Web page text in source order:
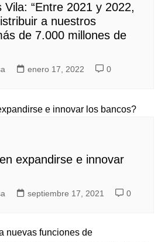
Vila: “Entre 2021 y 2022,
a nuestros
de 7.000 millones de
enero 17, 2022 0
expandirse e innovar
septiembre 17, 2021 0